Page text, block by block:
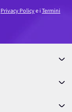
Privacy Policye iTermini